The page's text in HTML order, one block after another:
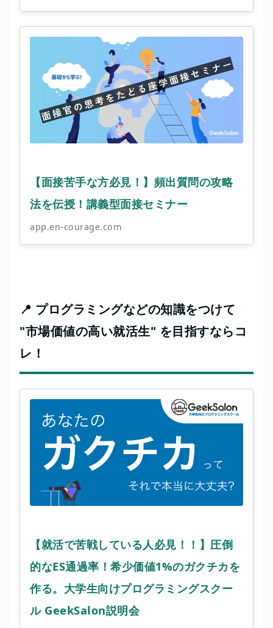
【面接苦手な方必見！】頻出質問の攻略
法を伝授！講義型面接セミナー
app.en-courage.com
📍 プログラミングなどの知識をつけて
"市場価値の高い就活生" を目指すならコ
レ！
【就活で苦戦している人必見！！】圧倒
的なES通過率！希少価値1%のガクチカを
作る。大学生向けプログラミングスクー
ル GeekSalon説明会